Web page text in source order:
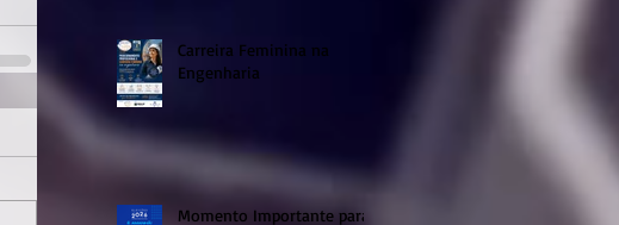
Carreira Feminina na
Engenharia
Momento Importante para